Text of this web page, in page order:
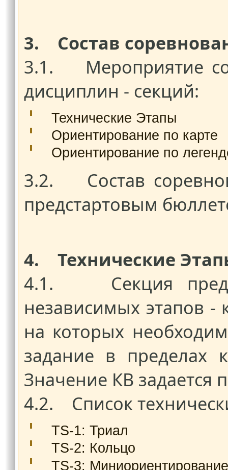
3. Состав
3.1. Мероприятие
дисциплин - секций:
Технические Этапы
Ориентирование по карте
Ориентирование по
3.2. Состав
предстартовым
4. Технические
4.1. Секция
независимых этапов -
на которых
задание в пределах
Значение КВ задается
4.2. Список
TS-1: Триал
TS-2: Кольцо
TS-3: Миниориентирование